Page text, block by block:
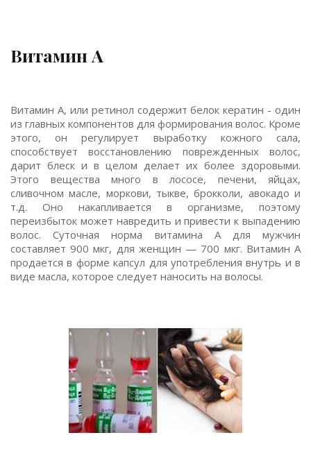
Витамин А
Витамин А, или ретинол содержит белок кератин - один
из главных компонентов для формирования волос. Кроме
этого, он регулирует выработку кожного сала,
способствует восстановлению поврежденных волос,
дарит блеск и в целом делает их более здоровыми.
Этого вещества много в лососе, печени, яйцах,
сливочном масле, моркови, тыкве, брокколи, авокадо и
т.д. Оно накапливается в организме, поэтому
переизбыток может навредить и привести к выпадению
волос. Суточная норма витамина А для мужчин
составляет 900 мкг, для женщин — 700 мкг. Витамин А
продается в форме капсул для употребления внутрь и в
виде масла, которое следует наносить на волосы.